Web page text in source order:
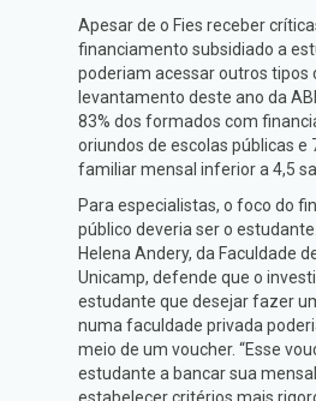
Apesar de o Fies receber
financiamento subsidiado a
poderiam acessar outros tipos
levantamento deste ano da
83% dos formados com
oriundos de escolas públicas e
familiar mensal inferior a 4,5
Para especialistas, o foco do
público deveria ser o
Helena Andery, da Faculdade
Unicamp, defende que o
estudante que desejar fazer
numa faculdade privada
meio de um voucher. “Esse
estudante a bancar sua
estabelecer critérios mais